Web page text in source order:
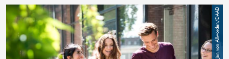
Bild Jan von Allwörden/DAAD